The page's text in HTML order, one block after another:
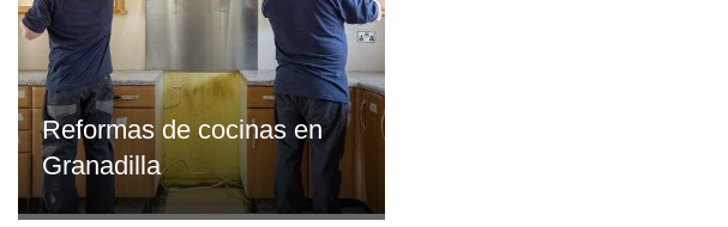
Reformas de cocinas en
Granadilla